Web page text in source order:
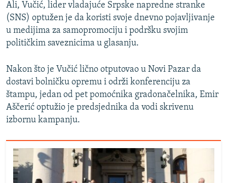
Ali, Vučić, lider vladajuće Srpske napredne stranke
(SNS) optužen je da koristi svoje dnevno pojavljivanje
u medijima za samopromociju i podršku svojim
političkim saveznicima u glasanju.
Nakon što je Vučić lično otputovao u Novi Pazar da
dostavi bolničku opremu i održi konferenciju za
štampu, jedan od pet pomoćnika gradonačelnika, Emir
Aščerić optužio je predsjednika da vodi skrivenu
izbornu kampanju.